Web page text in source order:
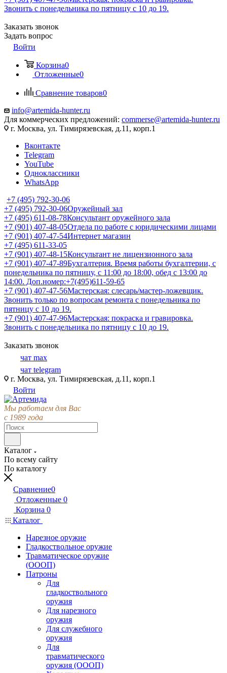
Звонить с понедельника по пятницу с 10 до 19.
Заказать звонок
Задать вопрос
Войти
Корзина0
Отложенные0
Сравнение товаров0
info@artemida-hunter.ru
Для коммерческих предложений: commerse@artemida-hunter.ru
г. Москва, ул. Тимирязевская, д.11, корп.1
Вконтакте
Telegram
YouTube
Одноклассники
WhatsApp
+7 (495) 792-30-06
+7 (495) 792-30-06Оружейный зал
+7 (495) 611-08-78Консультант оружейного зала
+7 (901) 407-48-05Отдела по работе с юридическими лицами
+7 (901) 407-47-54Интернет магазин
+7 (495) 611-33-05
+7 (901) 407-48-15Консультант не лицензионного зала
+7 (901) 407-47-89Бухгалтерия. Время работы бухгалтерии, с
понедельника по пятницу, с 11:00 до 18:00, обед с 13:00 до
14:00. Доп.номер:+7(495)611-59-65
+7 (901) 407-47-56Мастерская: слесарь/мастер-ложевщик.
Звонить только по вопросам ремонта с понедельника по
пятницу с 10 до 19.
+7 (901) 407-47-96Мастерская: покраска и гравировка.
Звонить с понедельника по пятницу с 10 до 19.
Заказать звонок
чат max
чат telegram
г. Москва, ул. Тимирязевская, д.11, корп.1
Войти
Мы работаем для Вас
с 1989 года
Каталог
По всему сайту
По каталогу
Сравнение0
Отложенные 0
Корзина 0
Каталог
Нарезное оружие
Гладкоствольное оружие
Травматическое оружие
(ОООП)
Патроны
Для
гладкоствольного
оружия
Для нарезного
оружия
Для служебного
оружия
Для
травматического
оружия (ОООП)